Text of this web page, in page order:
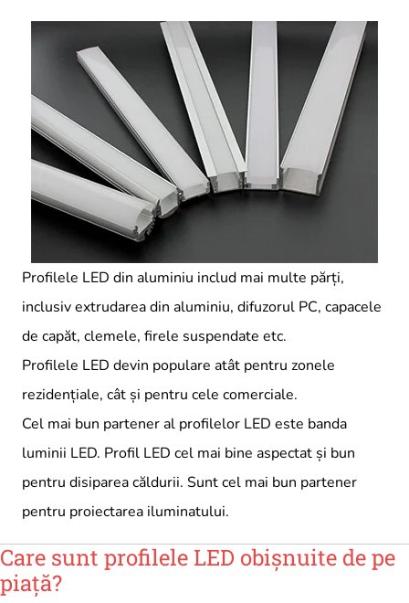
Profilele LED din aluminiu includ mai multe părți,
inclusiv extrudarea din aluminiu, difuzorul PC, capacele
de capăt, clemele, firele suspendate etc.
Profilele LED devin populare atât pentru zonele
rezidențiale, cât și pentru cele comerciale.
Cel mai bun partener al profilelor LED este banda
luminii LED. Profil LED cel mai bine aspectat și bun
pentru disiparea căldurii. Sunt cel mai bun partener
pentru proiectarea iluminatului.
Care sunt profilele LED obișnuite de pe
piață?